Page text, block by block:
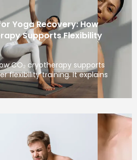
Yoga Recovery: How
Supports Flexibility
CO₂ cryotherapy supports
flexibility training. It explains